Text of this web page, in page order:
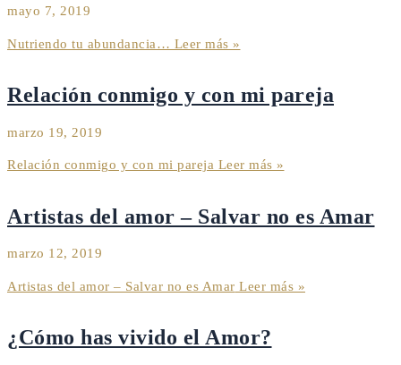
mayo 7, 2019
Nutriendo tu abundancia… Leer más »
Relación conmigo y con mi pareja
marzo 19, 2019
Relación conmigo y con mi pareja Leer más »
Artistas del amor – Salvar no es Amar
marzo 12, 2019
Artistas del amor – Salvar no es Amar Leer más »
¿Cómo has vivido el Amor?